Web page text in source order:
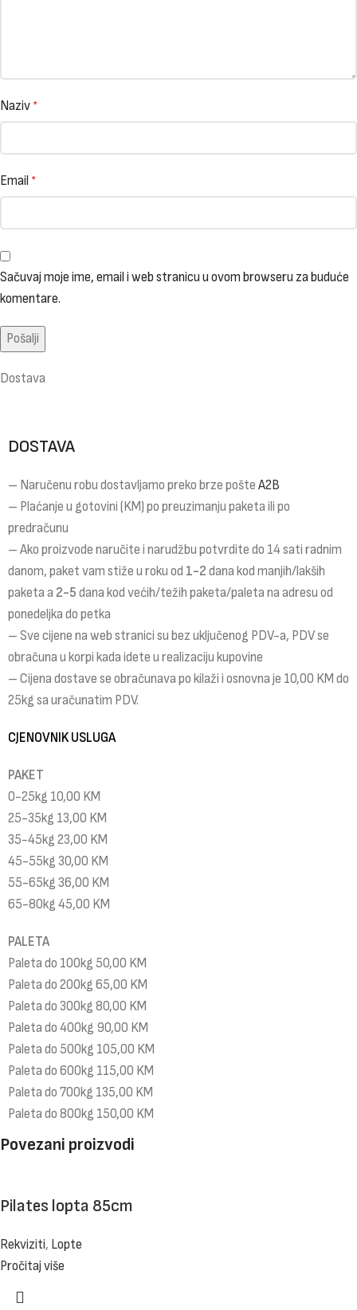
Naziv *
Email *
Sačuvaj moje ime, email i web stranicu u ovom browseru za buduće
komentare.
Dostava
DOSTAVA
– Naručenu robu dostavljamo preko brze pošte A2B
– Plaćanje u gotovini (KM) po preuzimanju paketa ili po
predračunu
– Ako proizvode naručite i narudžbu potvrdite do 14 sati radnim
danom, paket vam stiže u roku od 1-2 dana kod manjih/lakših
paketa a 2-5 dana kod većih/težih paketa/paleta na adresu od
ponedeljka do petka
– Sve cijene na web stranici su bez uključenog PDV-a, PDV se
obračuna u korpi kada idete u realizaciju kupovine
– Cijena dostave se obračunava po kilaži i osnovna je 10,00 KM do
25kg sa uračunatim PDV.
CJENOVNIK USLUGA
PAKET
0-25kg 10,00 KM
25-35kg 13,00 KM
35-45kg 23,00 KM
45-55kg 30,00 KM
55-65kg 36,00 KM
65-80kg 45,00 KM
PALETA
Paleta do 100kg 50,00 KM
Paleta do 200kg 65,00 KM
Paleta do 300kg 80,00 KM
Paleta do 400kg 90,00 KM
Paleta do 500kg 105,00 KM
Paleta do 600kg 115,00 KM
Paleta do 700kg 135,00 KM
Paleta do 800kg 150,00 KM
Povezani proizvodi
Pilates lopta 85cm
Rekviziti, Lopte
Pročitaj više